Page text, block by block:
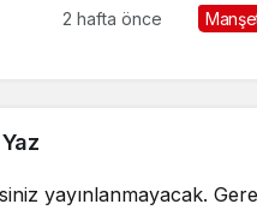
2 hafta önce
yayınlanmayacak.